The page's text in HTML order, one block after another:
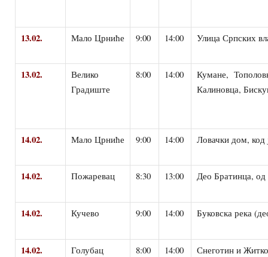
13.02. Мало Црниће 9:00 14:00 Улица Српских
13.02.
Велико
Градиште
8:00 14:00
Кумане,
Калиновца,
14.02. Мало Црниће 9:00 14:00 Ловачки дом, код
14.02. Пожаревац 8:30 13:00 Део Братинца,
14.02. Кучево 9:00 14:00 Буковска река
14.02. Голубац 8:00 14:00 Снеготин и